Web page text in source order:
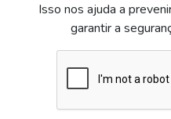
Isso nos ajuda a
garantir a